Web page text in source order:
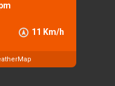
11 Km/h